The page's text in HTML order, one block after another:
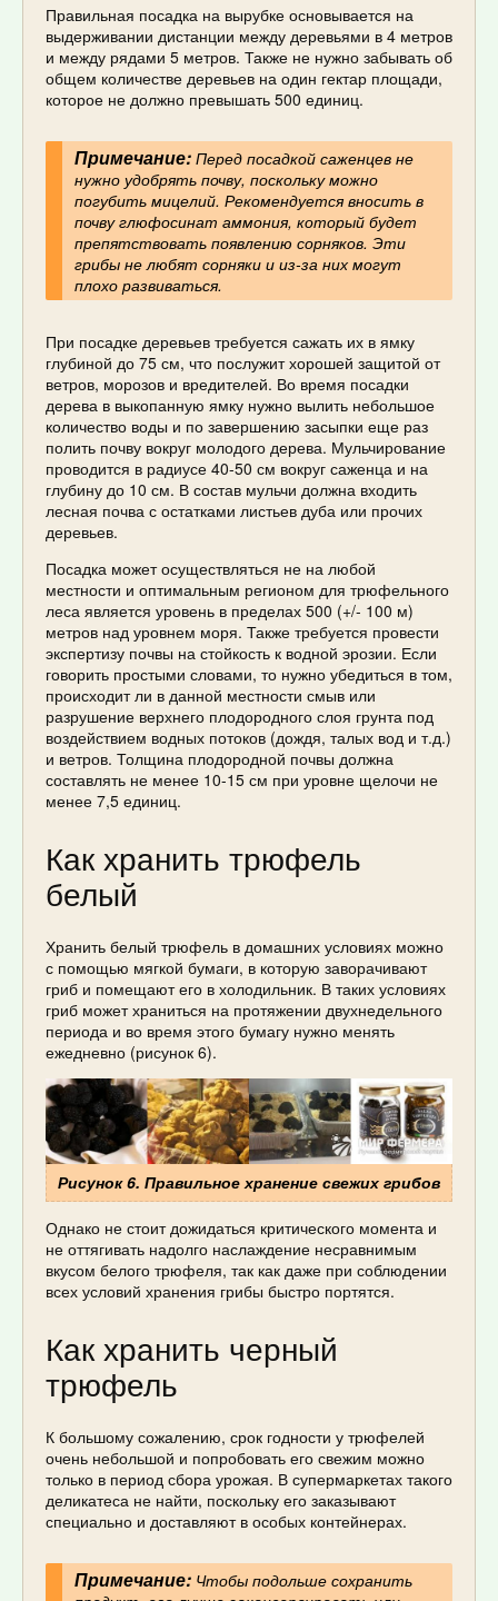
Правильная посадка на вырубке основывается на
выдерживании дистанции между деревьями в 4 метров
и между рядами 5 метров. Также не нужно забывать об
общем количестве деревьев на один гектар площади,
которое не должно превышать 500 единиц.
Примечание:Перед посадкой саженцев не
нужно удобрять почву, поскольку можно
погубить мицелий. Рекомендуется вносить в
почву глюфосинат аммония, который будет
препятствовать появлению сорняков. Эти
грибы не любят сорняки и из-за них могут
плохо развиваться.
При посадке деревьев требуется сажать их в ямку
глубиной до 75 см, что послужит хорошей защитой от
ветров, морозов и вредителей. Во время посадки
дерева в выкопанную ямку нужно вылить небольшое
количество воды и по завершению засыпки еще раз
полить почву вокруг молодого дерева. Мульчирование
проводится в радиусе 40-50 см вокруг саженца и на
глубину до 10 см. В состав мульчи должна входить
лесная почва с остатками листьев дуба или прочих
деревьев.
Посадка может осуществляться не на любой
местности и оптимальным регионом для трюфельного
леса является уровень в пределах 500 (+/- 100 м)
метров над уровнем моря. Также требуется провести
экспертизу почвы на стойкость к водной эрозии. Если
говорить простыми словами, то нужно убедиться в том,
происходит ли в данной местности смыв или
разрушение верхнего плодородного слоя грунта под
воздействием водных потоков (дождя, талых вод и т.д.)
и ветров. Толщина плодородной почвы должна
составлять не менее 10-15 см при уровне щелочи не
менее 7,5 единиц.
Как хранить трюфель
белый
Хранить белый трюфель в домашних условиях можно
с помощью мягкой бумаги, в которую заворачивают
гриб и помещают его в холодильник. В таких условиях
гриб может храниться на протяжении двухнедельного
периода и во время этого бумагу нужно менять
ежедневно (рисунок 6).
Рисунок 6. Правильное хранение свежих грибов
Однако не стоит дожидаться критического момента и
не оттягивать надолго наслаждение несравнимым
вкусом белого трюфеля, так как даже при соблюдении
всех условий хранения грибы быстро портятся.
Как хранить черный
трюфель
К большому сожалению, срок годности у трюфелей
очень небольшой и попробовать его свежим можно
только в период сбора урожая. В супермаркетах такого
деликатеса не найти, поскольку его заказывают
специально и доставляют в особых контейнерах.
Примечание:Чтобы подольше сохранить